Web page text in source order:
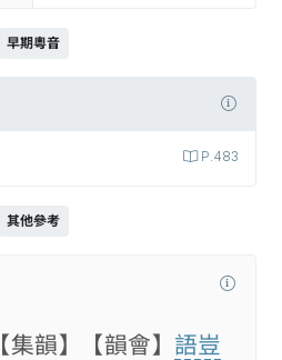
早期粵音
P.483
其他參考
【集韻】 【韻會】 語豈